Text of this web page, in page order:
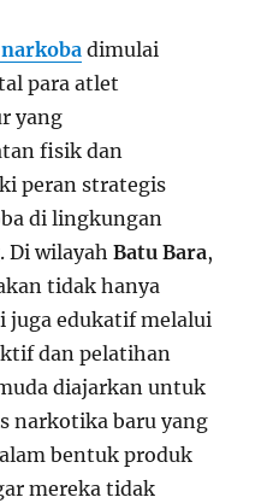
dimulai
para atlet
yang
fisik dan
peran strategis
di lingkungan
Di wilayahBatu Bara,
tidak hanya
edukatif melalui
dan pelatihan
diajarkan untuk
narkotika baru yang
bentuk produk
mereka tidak